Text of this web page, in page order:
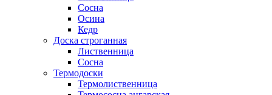
Сосна
Осина
Кедр
Доска строганная
Лиственница
Сосна
Термодоски
Термолиственница